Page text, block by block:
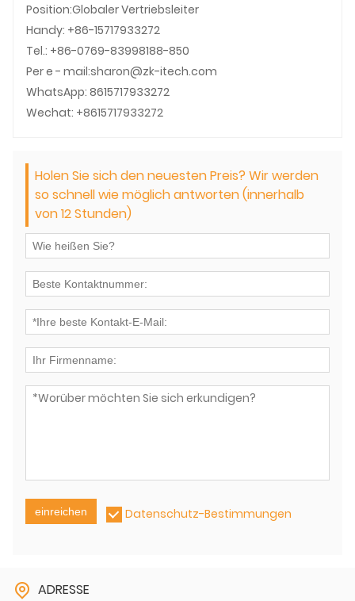
Position:Globaler Vertriebsleiter
Handy: +86-15717933272
Tel.: +86-0769-83998188-850
Per e - mail:sharon@zk-itech.com
WhatsApp: 8615717933272
Wechat: +8615717933272
Holen Sie sich den neuesten Preis? Wir werden
so schnell wie möglich antworten (innerhalb
von 12 Stunden)
einreichen Datenschutz-Bestimmungen
ADRESSE